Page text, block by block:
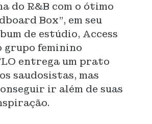
do R&B com o ótimo
Box”, em seu
de estúdio, Access
grupo feminino
entrega um prato
saudosistas, mas
ir além de suas